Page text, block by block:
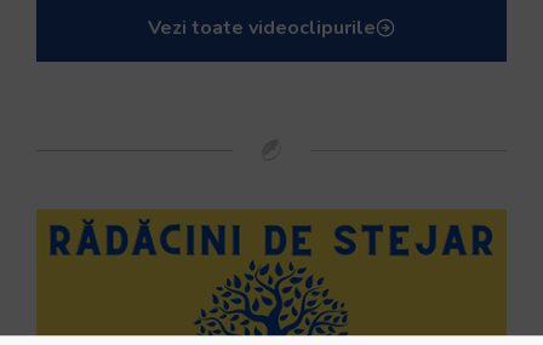
Vezi toate videoclipurile